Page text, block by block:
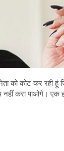
को कोट कर रही हूं
करा पाओगे। एक